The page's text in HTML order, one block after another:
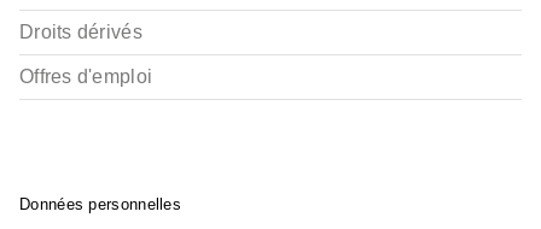
Droits dérivés
Offres d'emploi
Données personnelles